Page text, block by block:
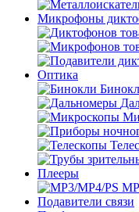
Микрофоны
Оптика
Плееры
Подавители связи